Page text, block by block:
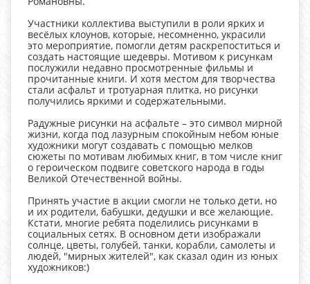
Участники коллектива выступили в роли ярких и
весёлых клоунов, которые, несомненно, украсили
это мероприятие, помогли детям раскрепоститься и
создать настоящие шедевры. Мотивом к рисункам
послужили недавно просмотренные фильмы и
прочитанные книги. И хотя местом для творчества
стали асфальт и тротуарная плитка, но рисунки
получились яркими и содержательными.
Радужные рисунки на асфальте – это символ мирной
жизни, когда под лазурным спокойным небом юные
художники могут создавать с помощью мелков
сюжеты по мотивам любимых книг, в том числе книг
о героическом подвиге советского народа в годы
Великой Отечественной войны.
Принять участие в акции смогли не только дети, но
и их родители, бабушки, дедушки и все желающие.
Кстати, многие ребята поделились рисунками в
социальных сетях. В основном дети изображали
солнце, цветы, голубей, танки, корабли, самолеты и
людей, "мирных жителей", как сказал один из юных
художников:)